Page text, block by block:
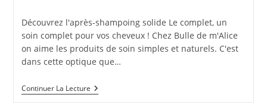
la
publication :
Découvrez l'après-shampoing solide Le complet, un
soin complet pour vos cheveux ! Chez Bulle de m'Alice
on aime les produits de soin simples et naturels. C'est
dans cette optique que…
Continuer La LectureNouveau
: